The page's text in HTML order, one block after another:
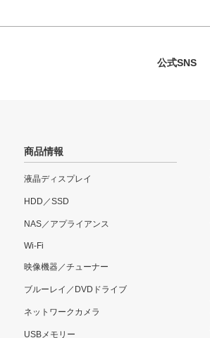
公式SNS
商品情報
液晶ディスプレイ
HDD／SSD
NAS／アプライアンス
Wi-Fi
映像機器／チューナー
ブルーレイ／DVDドライブ
ネットワークカメラ
USBメモリー